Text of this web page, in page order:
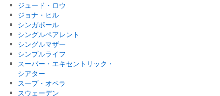
ジュード・ロウ
ジョナ・ヒル
シンガポール
シングルペアレント
シングルマザー
シンプルライフ
スーパー・エキセントリック・
シアター
スープ・オペラ
スウェーデン